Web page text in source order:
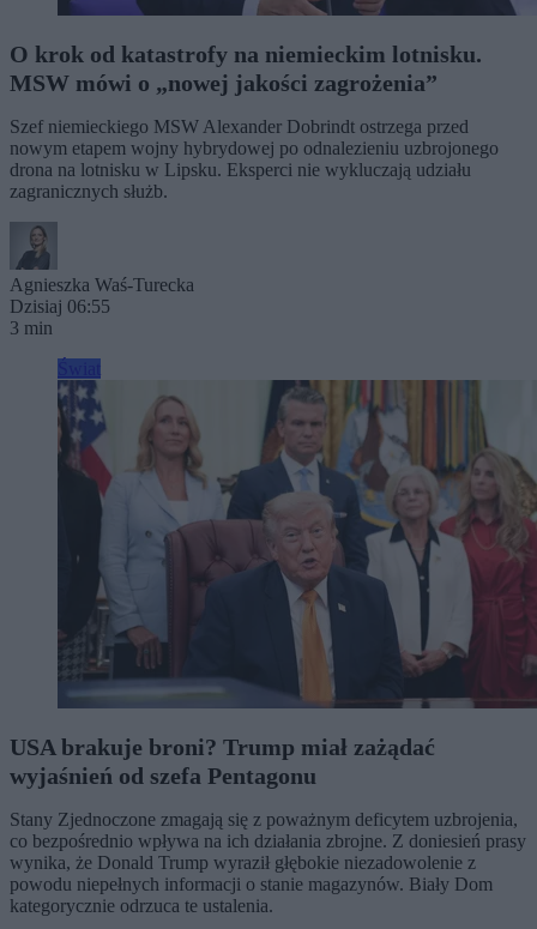
O krok od katastrofy na niemieckim lotnisku.
MSW mówi o „nowej jakości zagrożenia”
Szef niemieckiego MSW Alexander Dobrindt ostrzega przed
nowym etapem wojny hybrydowej po odnalezieniu uzbrojonego
drona na lotnisku w Lipsku. Eksperci nie wykluczają udziału
zagranicznych służb.
Agnieszka Waś-Turecka
Dzisiaj 06:55
3 min
USA brakuje broni? Trump miał zażądać
wyjaśnień od szefa Pentagonu
Stany Zjednoczone zmagają się z poważnym deficytem uzbrojenia,
co bezpośrednio wpływa na ich działania zbrojne. Z doniesień prasy
wynika, że Donald Trump wyraził głębokie niezadowolenie z
powodu niepełnych informacji o stanie magazynów. Biały Dom
kategorycznie odrzuca te ustalenia.